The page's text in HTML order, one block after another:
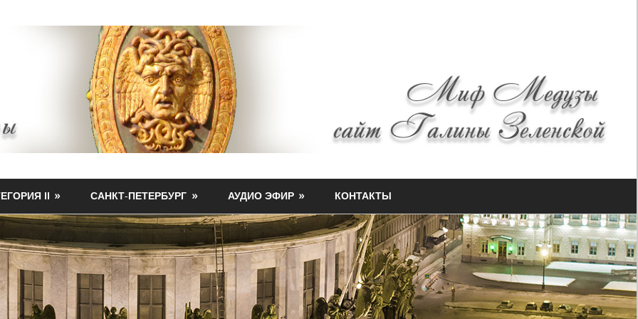
II САНКТ-ПЕТЕРБУРГ АУДИО ЭФИР КОНТАКТЫ